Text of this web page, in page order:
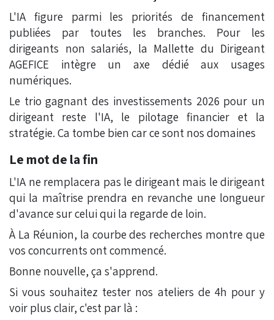
L'IA figure parmi les priorités de financement
publiées par toutes les branches. Pour les
dirigeants non salariés, la Mallette du Dirigeant
AGEFICE intègre un axe dédié aux usages
numériques.
Le trio gagnant des investissements 2026 pour un
dirigeant reste l'IA, le pilotage financier et la
stratégie. Ca tombe bien car ce sont nos domaines
Le mot de la fin
L'IA ne remplacera pas le dirigeant mais le dirigeant
qui la maîtrise prendra en revanche une longueur
d'avance sur celui qui la regarde de loin.
À La Réunion, la courbe des recherches montre que
vos concurrents ont commencé.
Bonne nouvelle, ça s'apprend.
Si vous souhaitez tester nos ateliers de 4h pour y
voir plus clair, c'est par là :